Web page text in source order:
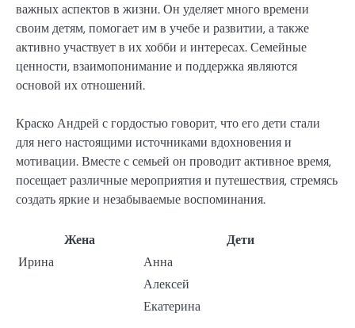
важных аспектов в жизни. Он уделяет много времени
своим детям, помогает им в учебе и развитии, а также
активно участвует в их хобби и интересах. Семейные
ценности, взаимопонимание и поддержка являются
основой их отношений.
Краско Андрей с гордостью говорит, что его дети стали
для него настоящими источниками вдохновения и
мотивации. Вместе с семьей он проводит активное время,
посещает различные мероприятия и путешествия, стремясь
создать яркие и незабываемые воспоминания.
Жена
Дети
Ирина
Анна
Алексей
Екатерина